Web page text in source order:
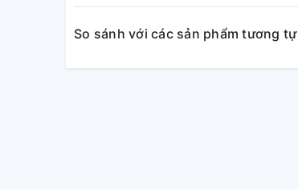
So sánh với các sản phẩm tương tự